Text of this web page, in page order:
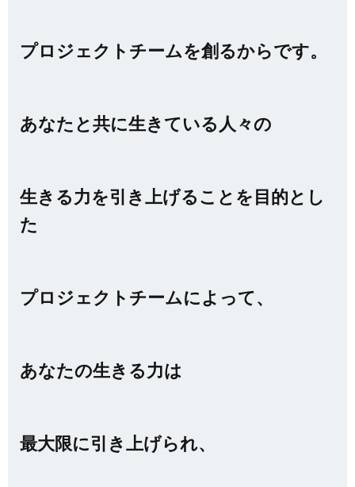
プロジェクトチームを創るからです。
あなたと共に生きている人々の
生きる力を引き上げることを目的とし
た
プロジェクトチームによって、
あなたの生きる力は
最大限に引き上げられ、